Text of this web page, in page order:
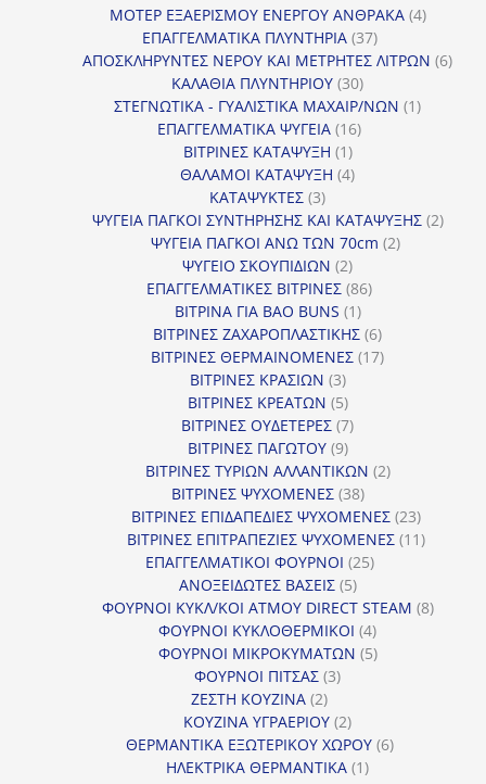
προϊόντα
ΜΟΤΕΡ ΕΞΑΕΡΙΣΜΟΥ ΕΝΕΡΓΟΥ ΑΝΘΡΑΚΑ 44
ΕΠΑΓΓΕΛΜΑΤΙΚΑ ΠΛΥΝΤΗΡΙΑ 3737
προϊόντα
ΑΠΟΣΚΛΗΡΥΝΤΕΣ ΝΕΡΟΥ ΚΑΙ ΜΕΤΡΗΤΕΣ ΛΙΤΡΩΝ 66
ΚΑΛΑΘΙΑ ΠΛΥΝΤΗΡΙΟΥ 3030
προϊόντα
ΣΤΕΓΝΩΤΙΚΑ - ΓΥΑΛΙΣΤΙΚΑ ΜΑΧΑΙΡ/ΝΩΝ 11
ΕΠΑΓΓΕΛΜΑΤΙΚΑ ΨΥΓΕΙΑ 1616
ΒΙΤΡΙΝΕΣ ΚΑΤΑΨΥΞΗ 11
προϊόν
ΘΑΛΑΜΟΙ ΚΑΤΑΨΥΞΗ 44
ΚΑΤΑΨΥΚΤΕΣ 33
προϊόντα
ΨΥΓΕΙΑ ΠΑΓΚΟΙ ΣΥΝΤΗΡΗΣΗΣ ΚΑΙ ΚΑΤΑΨΥΞΗΣ 22
ΨΥΓΕΙΑ ΠΑΓΚΟΙ ΑΝΩ ΤΩΝ 70cm 22
ΨΥΓΕΙΟ ΣΚΟΥΠΙΔΙΩΝ 22
προϊόντα
ΕΠΑΓΓΕΛΜΑΤΙΚΕΣ ΒΙΤΡΙΝΕΣ 8686
ΒΙΤΡΙΝΑ ΓΙΑ BAO BUNS 11
προϊόν
ΒΙΤΡΙΝΕΣ ΖΑΧΑΡΟΠΛΑΣΤΙΚΗΣ 66
προϊόντα
ΒΙΤΡΙΝΕΣ ΘΕΡΜΑΙΝΟΜΕΝΕΣ 1717
ΒΙΤΡΙΝΕΣ ΚΡΑΣΙΩΝ 33
προϊόντα
ΒΙΤΡΙΝΕΣ ΚΡΕΑΤΩΝ 55
προϊόντα
ΒΙΤΡΙΝΕΣ ΟΥΔΕΤΕΡΕΣ 77
ΒΙΤΡΙΝΕΣ ΠΑΓΩΤΟΥ 99
προϊόντα
ΒΙΤΡΙΝΕΣ ΤΥΡΙΩΝ ΑΛΛΑΝΤΙΚΩΝ 22
ΒΙΤΡΙΝΕΣ ΨΥΧΟΜΕΝΕΣ 3838
προϊόντα
ΒΙΤΡΙΝΕΣ ΕΠΙΔΑΠΕΔΙΕΣ ΨΥΧΟΜΕΝΕΣ 2323
προϊόντα
ΒΙΤΡΙΝΕΣ ΕΠΙΤΡΑΠΕΖΙΕΣ ΨΥΧΟΜΕΝΕΣ 1111
ΕΠΑΓΓΕΛΜΑΤΙΚΟΙ ΦΟΥΡΝΟΙ 2525
ΑΝΟΞΕΙΔΩΤΕΣ ΒΑΣΕΙΣ 55
προϊόντα
ΦΟΥΡΝΟΙ ΚΥΚΛ/ΚΟΙ ΑΤΜΟΥ DIRECT STEAM 88
ΦΟΥΡΝΟΙ ΚΥΚΛΟΘΕΡΜΙΚΟΙ 44
προϊόντα
ΦΟΥΡΝΟΙ ΜΙΚΡΟΚΥΜΑΤΩΝ 55
ΦΟΥΡΝΟΙ ΠΙΤΣΑΣ 33
ΖΕΣΤΗ ΚΟΥΖΙΝΑ 22
προϊόντα
ΚΟΥΖΙΝΑ ΥΓΡΑΕΡΙΟΥ 22
προϊόντα
ΘΕΡΜΑΝΤΙΚΑ ΕΞΩΤΕΡΙΚΟΥ ΧΩΡΟΥ 66
ΗΛΕΚΤΡΙΚΑ ΘΕΡΜΑΝΤΙΚΑ 11